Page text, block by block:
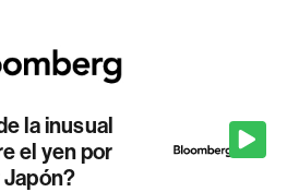
la inusual
el yen por
Japón?